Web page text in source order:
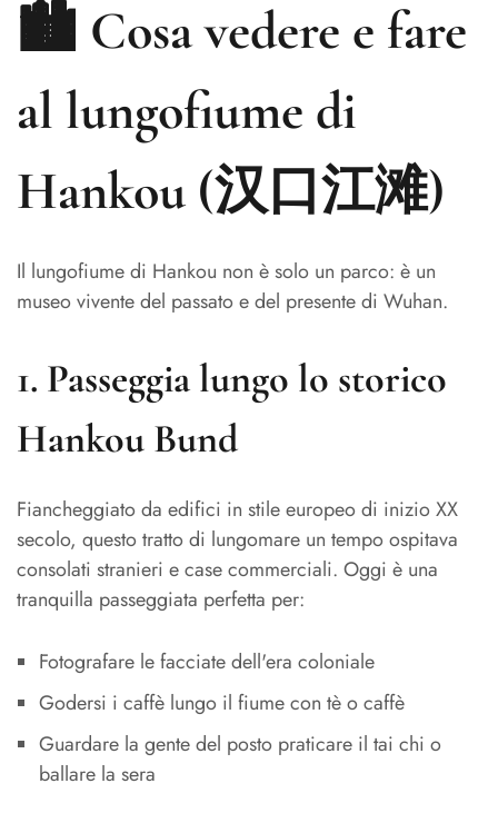
🏙️ Cosa vedere e fare
al lungofiume di
Hankou (汉口江滩)
Il lungofiume di Hankou non è solo un parco: è un
museo vivente del passato e del presente di Wuhan.
1. Passeggia lungo lo storico
Hankou Bund
Fiancheggiato da edifici in stile europeo di inizio XX
secolo, questo tratto di lungomare un tempo ospitava
consolati stranieri e case commerciali. Oggi è una
tranquilla passeggiata perfetta per:
Fotografare le facciate dell'era coloniale
Godersi i caffè lungo il fiume con tè o caffè
Guardare la gente del posto praticare il tai chi o
ballare la sera